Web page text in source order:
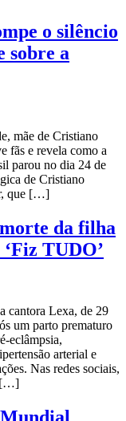
o silêncio
sobre a
mãe de Cristiano
fãs e revela como a
parou no dia 24 de
de Cristiano
que […]
da filha
TUDO’
cantora Lexa, de 29
um parto prematuro
eclâmpsia,
arterial e
Nas redes sociais,
[…]